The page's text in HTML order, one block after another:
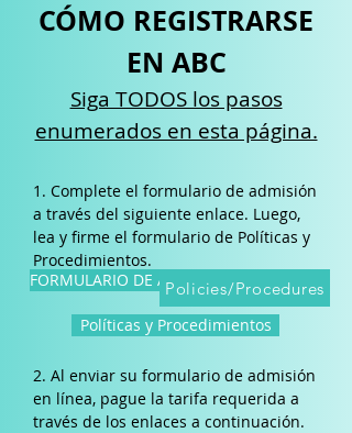
CÓMO REGISTRARSE
EN ABC
Siga TODOS los pasos
enumerados en esta página.
1. Complete el formulario de admisión
a través del siguiente enlace. Luego,
lea y firme el formulario de Políticas y
Procedimientos.
2. Al enviar su formulario de admisión
en línea, pague la tarifa requerida a
través de los enlaces a continuación.
FORMULARIO DE ADMISIÓNPolicies/Procedures
Políticas y Procedimientos